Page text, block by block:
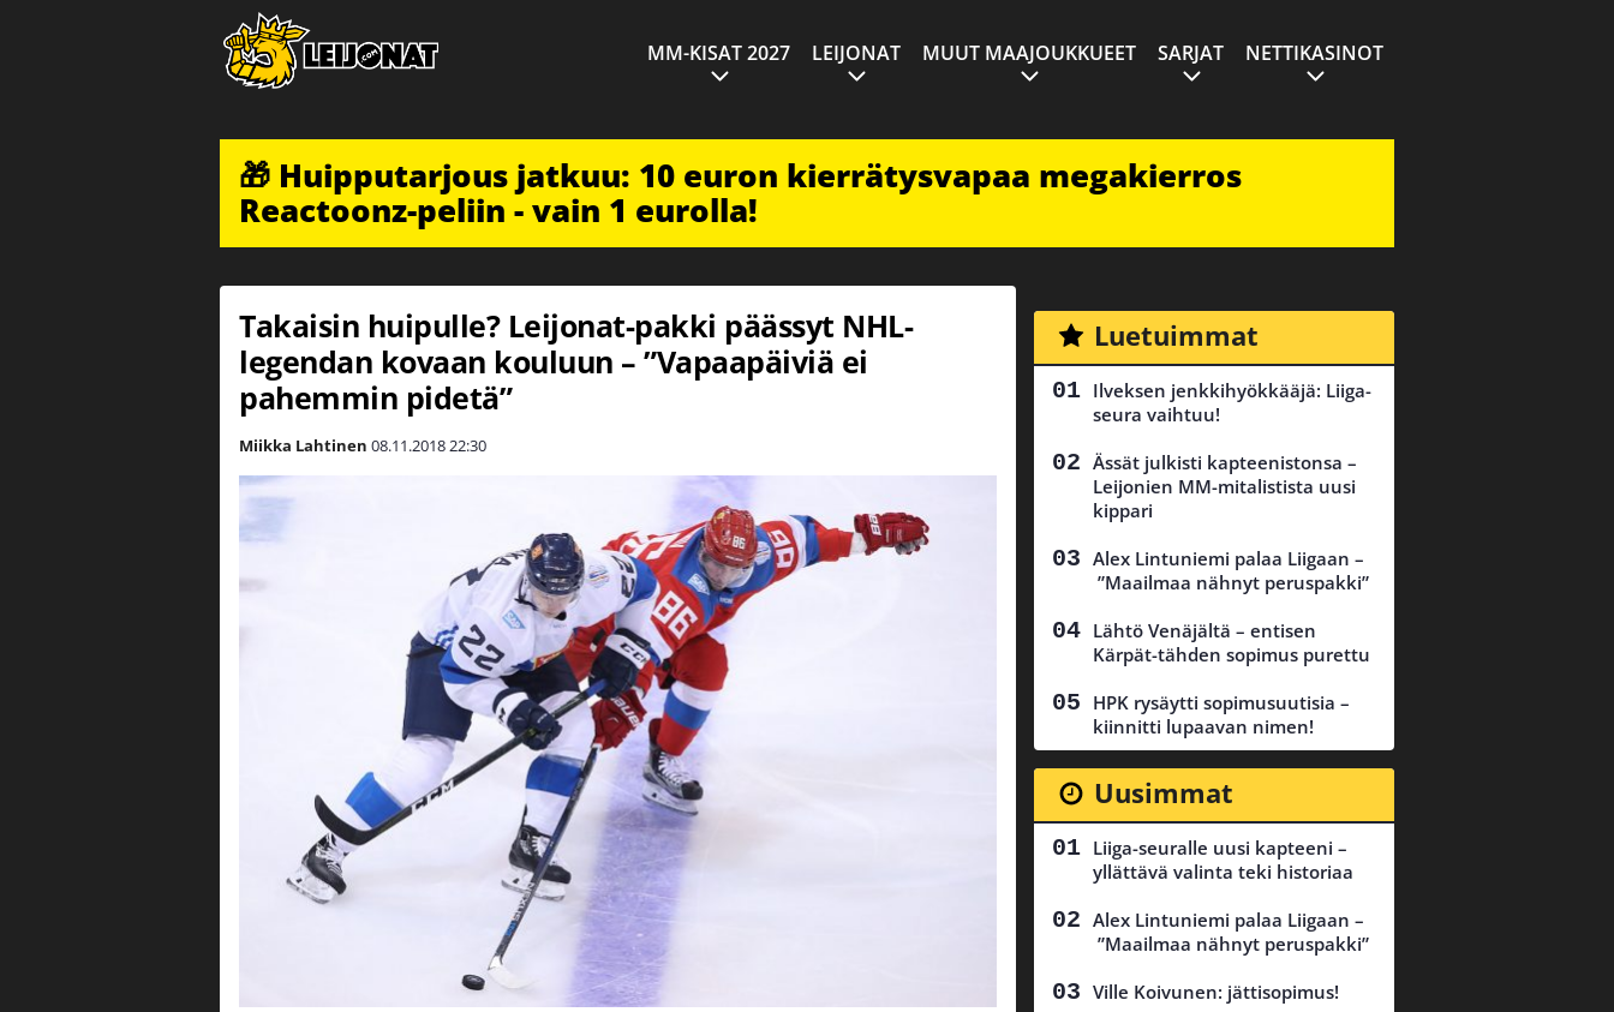
MM-KISAT 2027 LEIJONAT MUUT MAAJOUKKUEET SARJAT NETTIKASINOT
🎁 Huipputarjous jatkuu: 10 euron kierrätysvapaa megakierros
Reactoonz-peliin - vain 1 eurolla!
Takaisin huipulle? Leijonat-pakki päässyt NHL-
legendan kovaan kouluun – ”Vapaapäiviä ei
pahemmin pidetä”
Miikka Lahtinen 08.11.201822:30
Luetuimmat
Ilveksen jenkkihyökkääjä: Liiga-
seura vaihtuu!
Ässät julkisti kapteenistonsa –
Leijonien MM-mitalistista uusi
kippari
Alex Lintuniemi palaa Liigaan –
”Maailmaa nähnyt peruspakki”
Lähtö Venäjältä – entisen
Kärpät-tähden sopimus purettu
HPK rysäytti sopimusuutisia –
kiinnitti lupaavan nimen!
Uusimmat
Liiga-seuralle uusi kapteeni –
yllättävä valinta teki historiaa
Alex Lintuniemi palaa Liigaan –
”Maailmaa nähnyt peruspakki”
Ville Koivunen: jättisopimus!